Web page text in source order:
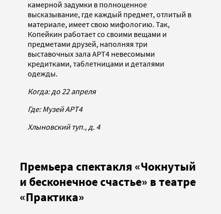
камерной задумки в полноценное
высказывание, где каждый предмет, отлитый в
материале, имеет свою мифологию. Так,
Копейкин работает со своими вещами и
предметами друзей, наполняя три
выставочных зала АРТ4 невесомыми
кредитками, таблетницами и деталями
одежды.
Когда: до 22 апреля
Где: Музей АРТ4
Хлыновский туп., д. 4
Премьера спектакля «Чокнутый
и бесконечное счастье» в театре
«Практика»